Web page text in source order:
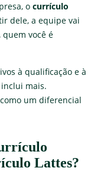
o currículo
dele, a equipe vai
você é
à qualificação e à
mais.
um diferencial
Lattes?